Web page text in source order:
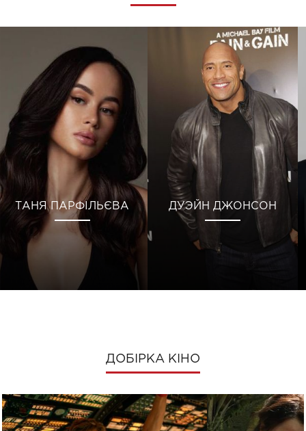
ТАНЯ ПАРФІЛЬЄВА ДУЭЙН ДЖОНСОН
ДОБІРКА КІНО